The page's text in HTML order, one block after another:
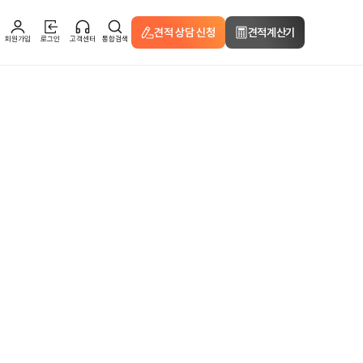
회원가입 로그인 고객센터 통합검색 견적 상담 신청 견적계산기